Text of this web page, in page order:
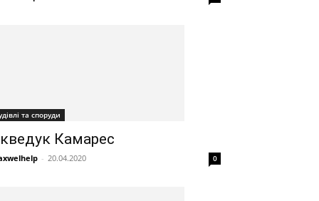
та споруди
Камарес
- 20.04.2020 0